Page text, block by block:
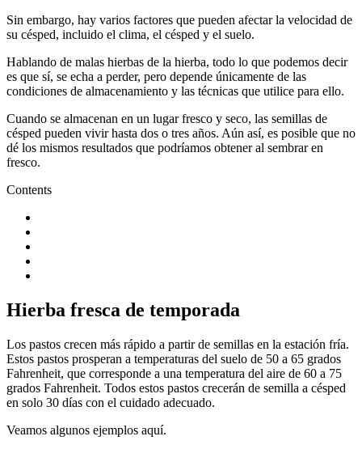
Sin embargo, hay varios factores que pueden afectar la velocidad de
su césped, incluido el clima, el césped y el suelo.
Hablando de malas hierbas de la hierba, todo lo que podemos decir
es que sí, se echa a perder, pero depende únicamente de las
condiciones de almacenamiento y las técnicas que utilice para ello.
Cuando se almacenan en un lugar fresco y seco, las semillas de
césped pueden vivir hasta dos o tres años. Aún así, es posible que no
dé los mismos resultados que podríamos obtener al sembrar en
fresco.
Contents
Hierba fresca de temporada
Los pastos crecen más rápido a partir de semillas en la estación fría.
Estos pastos prosperan a temperaturas del suelo de 50 a 65 grados
Fahrenheit, que corresponde a una temperatura del aire de 60 a 75
grados Fahrenheit. Todos estos pastos crecerán de semilla a césped
en solo 30 días con el cuidado adecuado.
Veamos algunos ejemplos aquí.